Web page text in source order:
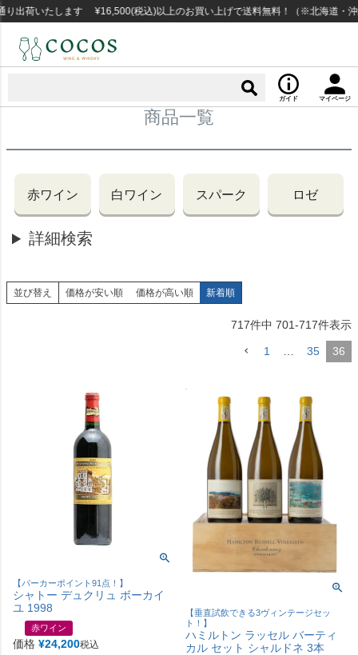
いたします ¥16,500(税込)以上のお買い上げで送料無料！（※北海道・沖縄な
ガイド マイページ
商品一覧
赤ワイン 白ワイン スパーク ロゼ
詳細検索
並び替え 価格が安い順 価格が高い順 新着順
717件中 701-717件表示
1 … 35 36
【パーカーポイント91点！】
シャトー デュクリュ ボーカイ
ユ 1998
赤ワイン
価格 ¥24,200税込
【垂直試飲できる3ヴィンテージセッ
ト！】
ハミルトン ラッセル バーティ
カル セット シャルドネ 3本